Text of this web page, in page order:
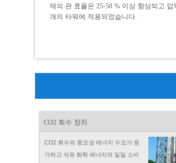
재의 판 효율은 25-50 % 이상 향상되고
개의 타워에 적용되었습니다.
CO2 회수 장치
CO2 회수의 중요성 에너지 수요가 증
가하고 석유 화학 에너지의 일일 소비